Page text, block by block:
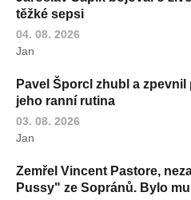
těžké sepsi
04. 08. 2026
Jan
Pavel Šporcl zhubl a
jeho ranní rutina
03. 08. 2026
Jan
Zemřel Vincent Pastore,
Pussy" ze Sopránů. Bylo